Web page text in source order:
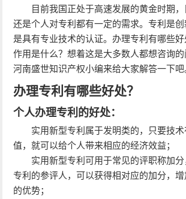
目前我国正处于高速发展的黄金时期
还是个人对专利都有一定的需求。专利是创
是具有专业技术的认证。办理专利有哪些
作用是什么？想着这是大多数人都想咨询
河南盛世知识产权小编来给大家解答一下吧
办理专利有哪些好处？
个人办理专利的好处：
实用新型专利属于发明类的，只要技
值，就可以给个人带来相应的经济效益；
实用新型专利可用于常见的评职称加
专利的参评人，可以获得相对应的加分，
的优势；